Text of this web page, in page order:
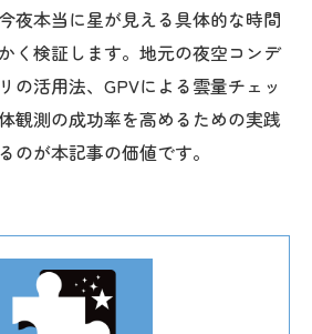
夜本当に星が見える具体的な時間
く検証します。地元の夜空コンデ
の活用法、GPVによる雲量チェッ
観測の成功率を高めるための実践
のが本記事の価値です。